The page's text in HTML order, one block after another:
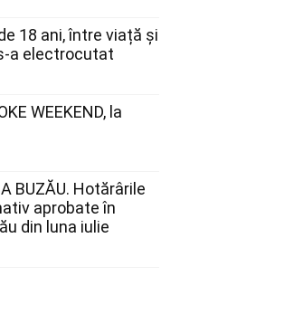
18 ani, între viață și
a electrocutat
WEEKEND, la
BUZĂU. Hotărârile
aprobate în
din luna iulie